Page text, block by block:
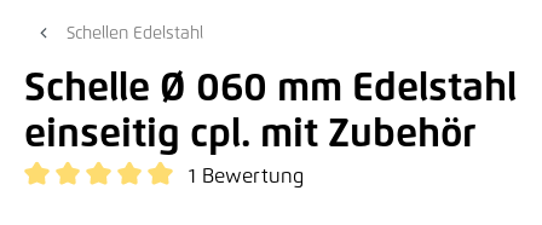
Schellen Edelstahl
Schelle Ø 060 mm Edelstahl
einseitig cpl. mit Zubehör
1 Bewertung